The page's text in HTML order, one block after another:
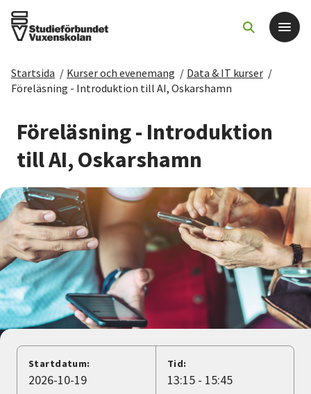
Det här gör vi
För dig som
Sök kurser och evenemang
Om SV
Starta studiecirkel
Cirkelledare
Nyheter
Avdelningar
Startsida / Kurser och evenemang / Data & IT kurser /
Föreläsning - Introduktion till AI, Oskarshamn
Föreläsning - Introduktion
till AI, Oskarshamn
Startdatum:
2026-10-19
Tid:
13:15 - 15:45